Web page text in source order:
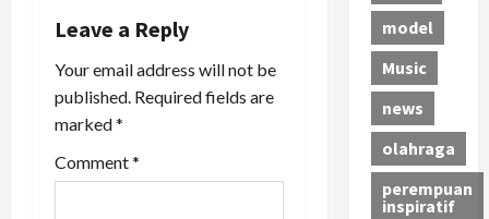
g
a
t
i
Leave a Reply
Your email address will not be
published. Required fields are
marked*
Comment*
model
Music
news
olahraga
perempuan
inspiratif